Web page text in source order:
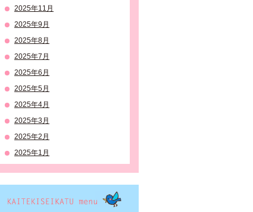
2025年11月
2025年9月
2025年8月
2025年7月
2025年6月
2025年5月
2025年4月
2025年3月
2025年2月
2025年1月